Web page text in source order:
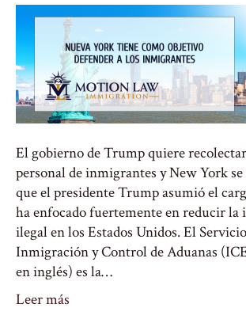
El gobierno de Trump quiere
personal de inmigrantes y New York se
que el presidente Trump asumió el
ha enfocado fuertemente en reducir
ilegal en los Estados Unidos. El
Inmigración y Control de Aduanas
en inglés) es la…
Leer más